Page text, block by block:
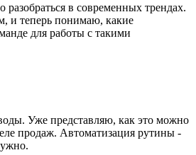
в современных трендах.
и теперь понимаю, какие
для работы с такими
Уже представляю, как это можно
продаж. Автоматизация рутины -